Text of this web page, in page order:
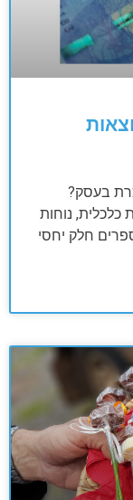
בעסק?
כלכלית, נוחות
חלק יחסי